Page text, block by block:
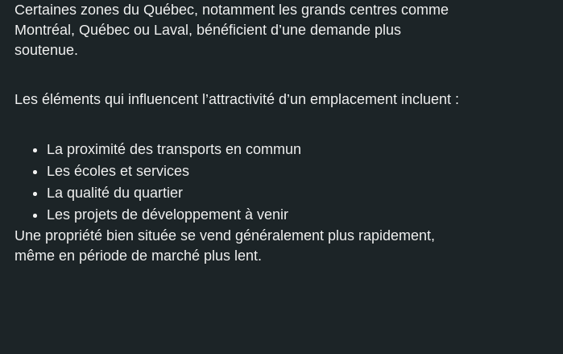
Certaines zones du Québec, notamment les grands centres comme
Montréal, Québec ou Laval, bénéficient d’une demande plus
soutenue.
Les éléments qui influencent l’attractivité d’un emplacement incluent :
La proximité des transports en commun
Les écoles et services
La qualité du quartier
Les projets de développement à venir
Une propriété bien située se vend généralement plus rapidement,
même en période de marché plus lent.